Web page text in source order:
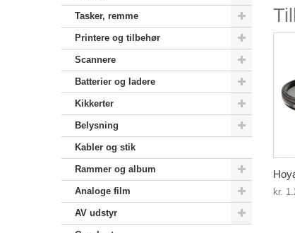
Tasker, remme
Printere og tilbehør
Scannere
Batterier og ladere
Kikkerter
Belysning
Kabler og stik
Rammer og album
Analoge film
AV udstyr
kr.